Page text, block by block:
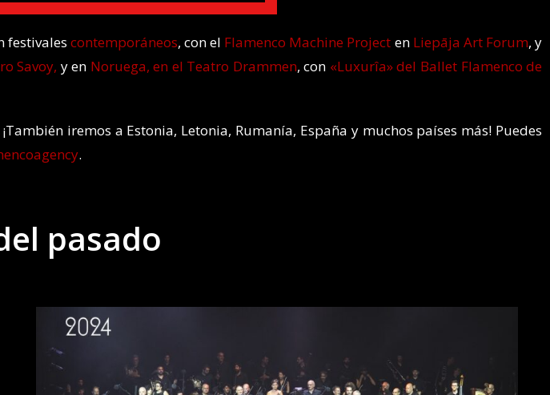
festivales contemporáneos, con el Flamenco Machine Project en Liepāja Art Forum, y
Savoy, y en Noruega, en el Teatro Drammen, con «Luxurîa» del Ballet Flamenco de
¡También iremos a Estonia, Letonia, Rumanía, España y muchos países más! Puedes
.
pasado